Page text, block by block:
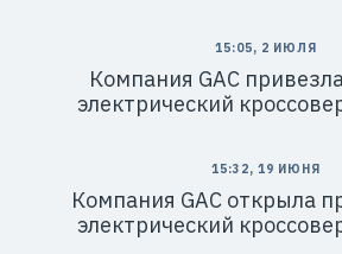
15:05, 2 ИЮЛЯ
Компания GAC
электрический
15:32, 19 ИЮНЯ
Компания GAC открыла
электрический